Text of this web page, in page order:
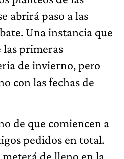
abrirá paso a las
Una instancia que
las primeras
de invierno, pero
con las fechas de
de que comiencen a
pedidos en total.
de lleno en la